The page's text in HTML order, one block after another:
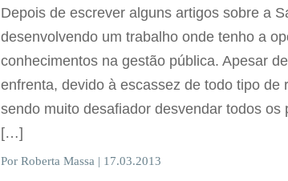
Depois de escrever alguns artigos sobre a
desenvolvendo um trabalho onde tenho a
conhecimentos na gestão pública. Apesar
enfrenta, devido à escassez de todo tipo de
sendo muito desafiador desvendar todos os
[…]
Por Roberta Massa | 17.03.2013